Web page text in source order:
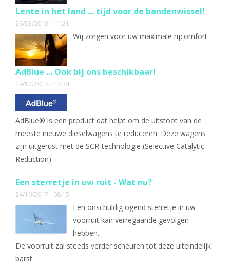
Lente in het land ... tijd voor de bandenwissel!
26/03/2018 - 11:21
Wij zorgen voor uw maximale rijcomfort
AdBlue ... Ook bij ons beschikbaar!
29/12/2017 - 17:24
AdBlue® is een product dat helpt om de uitstoot van de
meeste nieuwe dieselwagens te reduceren. Deze wagens
zijn uitgerust met de SCR-technologie (Selective Catalytic
Reduction).
Een sterretje in uw ruit - Wat nu?
24/10/2017 - 08:15
Een onschuldig ogend sterretje in uw
voorruit kan verregaande gevolgen
hebben.
De voorruit zal steeds verder scheuren tot deze uiteindelijk
barst.